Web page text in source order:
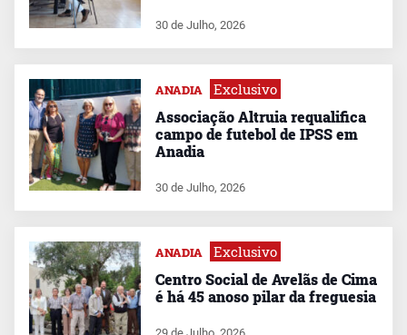
30 de Julho, 2026
ANADIA Exclusivo
Associação Altruia requalifica
campo de futebol de IPSS em
Anadia
30 de Julho, 2026
ANADIA Exclusivo
Centro Social de Avelãs de Cima
é há 45 anoso pilar da freguesia